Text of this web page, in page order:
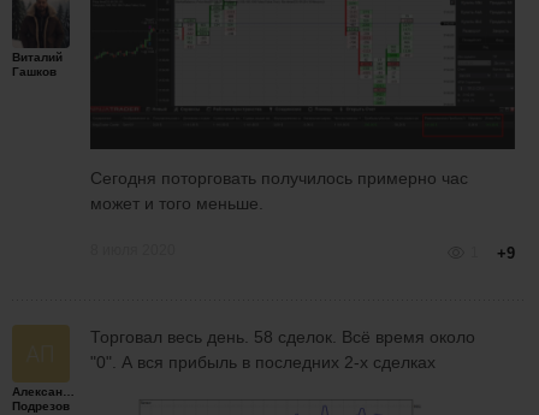
Виталий
Гашков
Сегодня поторговать получилось примерно час
может и того меньше.
+9
Александр
Подрезов
Торговал весь день. 58 сделок. Всё время около
"0". А вся прибыль в последних 2-х сделках